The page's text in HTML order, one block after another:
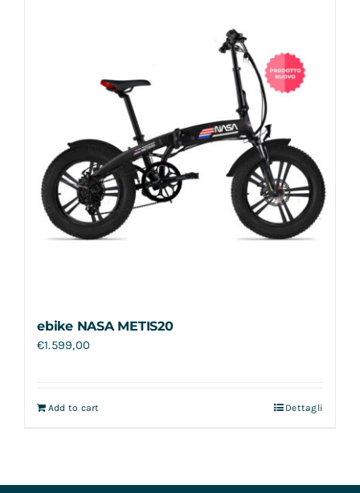
ebike NASA METIS20
€1.599,00
Add to cart Dettagli